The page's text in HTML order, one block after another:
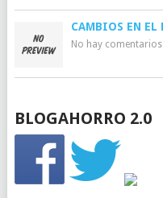
CAMBIOS EN EL
No hay comentarios
BLOGAHORRO 2.0